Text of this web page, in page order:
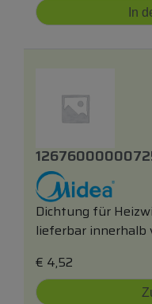
In
Dichtung für
lieferbar innerhalb
€ 4,52